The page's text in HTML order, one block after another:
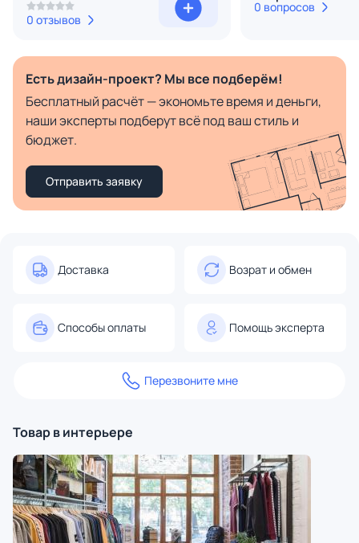
0 отзывов
0 вопросов
Есть дизайн-проект? Мы все подберём!
Бесплатный расчёт — экономьте время и деньги,
наши эксперты подберут всё под ваш стиль и
бюджет.
Отправить заявку
Доставка Возрат и обмен
Способы оплаты Помощь эксперта
Перезвоните мне
Товар в интерьере